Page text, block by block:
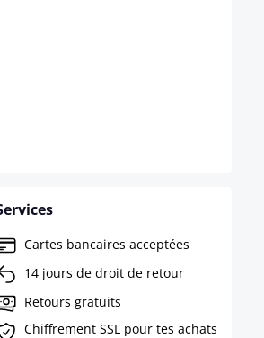
pour le moment.)
Cartes bancaires acceptées
14 jours de droit de retour
Retours gratuits
Chiffrement SSL pour tes achats